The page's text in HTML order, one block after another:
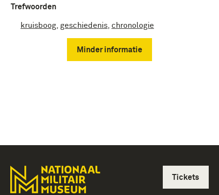
Trefwoorden
kruisboog geschiedenis chronologie
Minder informatie
Tickets